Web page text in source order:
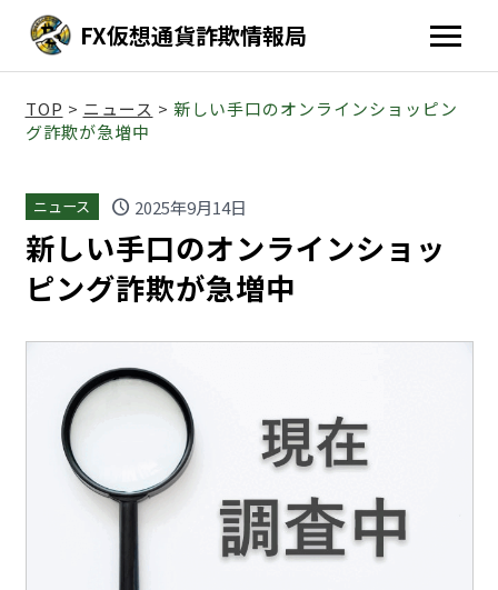
FX仮想通貨詐欺情報局
TOP > ニュース > 新しい手口のオンラインショッピン
グ詐欺が急増中
ニュース schedule 2025年9月14日
新しい手口のオンラインショッ
ピング詐欺が急増中